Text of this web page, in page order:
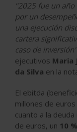
"2025 fue un
por un
una ejecución
cartera
caso de
ejecutivos Maria
da Silva en la
El ebitda
millones de
cuanto a la
de euros, un 10 %